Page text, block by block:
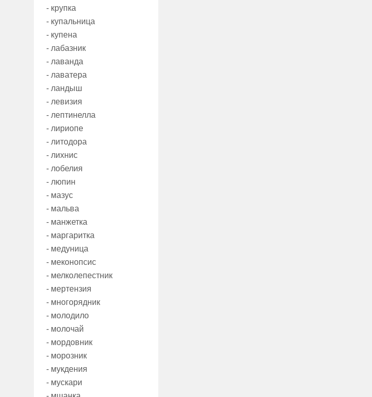
- крупка
- купальница
- купена
- лабазник
- лаванда
- лаватера
- ландыш
- левизия
- лептинелла
- лириопе
- литодора
- лихнис
- лобелия
- люпин
- мазус
- мальва
- манжетка
- маргаритка
- медуница
- меконопсис
- мелколепестник
- мертензия
- многорядник
- молодило
- молочай
- мордовник
- морозник
- мукдения
- мускари